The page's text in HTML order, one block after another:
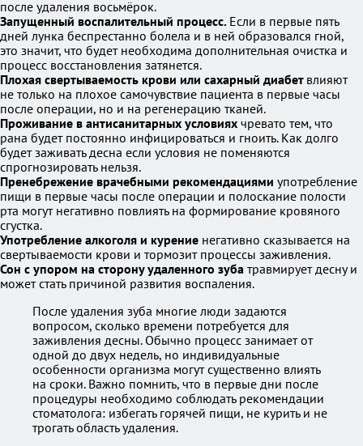
после удаления восьмёрок.
Запущенный воспалительный процесс. Если в первые пять
дней лунка беспрестанно болела и в ней образовался гной,
это значит, что будет необходима дополнительная очистка и
процесс восстановления затянется.
Плохая свертываемость крови или сахарный диабет влияют
не только на плохое самочувствие пациента в первые часы
после операции, но и на регенерацию тканей.
Проживание в антисанитарных условиях чревато тем, что
рана будет постоянно инфицироваться и гноить. Как долго
будет заживать десна если условия не поменяются
спрогнозировать нельзя.
Пренебрежение врачебными рекомендациями употребление
пищи в первые часы после операции и полоскание полости
рта могут негативно повлиять на формирование кровяного
сгустка.
Употребление алкоголя и курение негативно сказывается на
свертываемости крови и тормозит процессы заживления.
Сон с упором на сторону удаленного зуба травмирует десну и
может стать причиной развития воспаления.
После удаления зуба многие люди задаются
вопросом, сколько времени потребуется для
заживления десны. Обычно процесс занимает от
одной до двух недель, но индивидуальные
особенности организма могут существенно влиять
на сроки. Важно помнить, что в первые дни после
процедуры необходимо соблюдать рекомендации
стоматолога: избегать горячей пищи, не курить и не
трогать область удаления.